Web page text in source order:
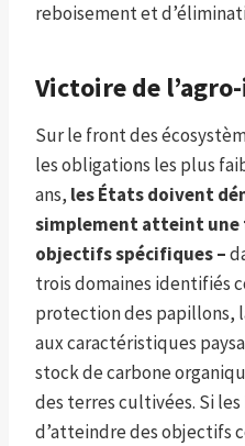
reboisement et
Victoire de
Sur le front des
les obligations les plus
ans, les États doivent
simplement atteint une
objectifs spécifiques –
trois domaines identifiés
protection des papillons,
aux caractéristiques
stock de carbone
des terres cultivées. Si
d’atteindre des objectifs